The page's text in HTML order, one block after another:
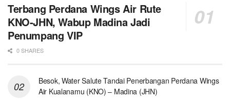
Terbang Perdana Wings Air Rute
KNO-JHN, Wabup Madina Jadi
Penumpang VIP
0 SHARES
Besok, Water Salute Tandai Penerbangan Perdana Wings
Air Kualanamu (KNO) – Madina (JHN)